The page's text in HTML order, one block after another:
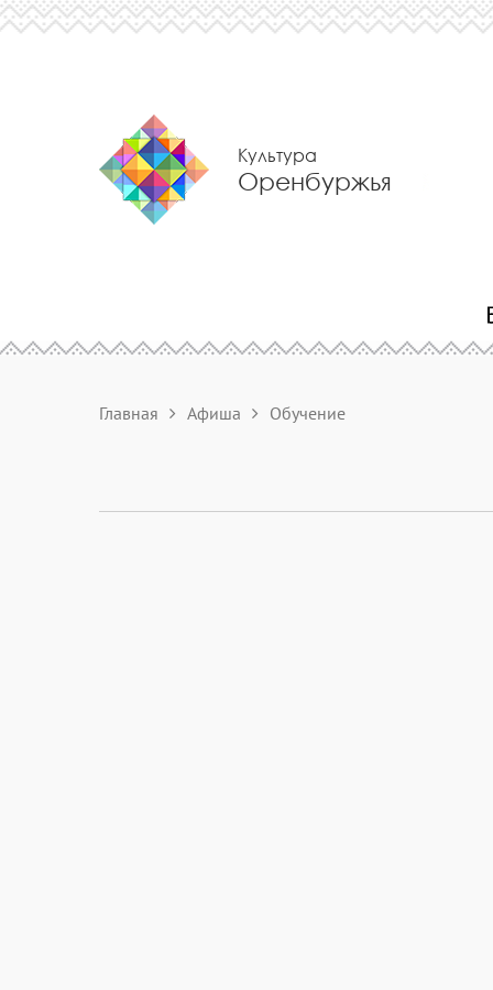
Культура
Оренбуржья
Главная Афиша Обучение